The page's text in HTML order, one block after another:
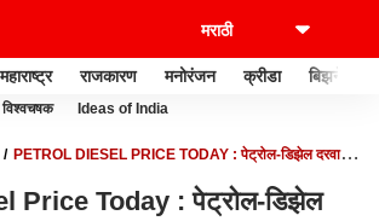
महाराष्ट्र राजकारण मनोरंजन क्रीडा बिझनेस
Ideas of India
PETROL DIESEL PRICE TODAY : पेट्रोल-डिझेल दरवाढ
Price Today : पेट्रोल-डिझेल